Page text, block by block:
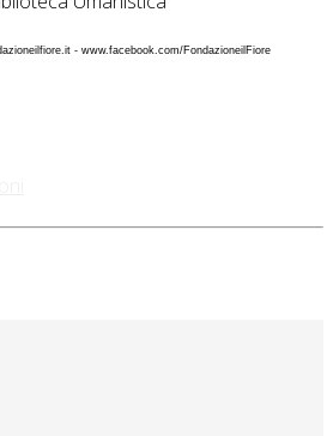
- www.facebook.com/FondazioneilFiore